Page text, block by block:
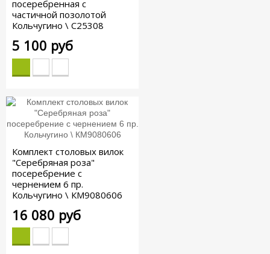
посеребренная с
частичной позолотой
Кольчугино \ С25308
5 100 руб
Комплект столовых вилок
"Серебряная роза"
посеребрение с
чернением 6 пр.
Кольчугино \ КМ9080606
16 080 руб